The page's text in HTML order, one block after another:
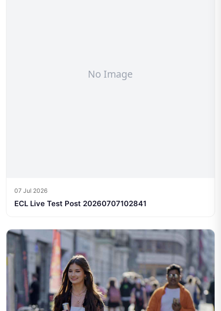
07 Jul 2026
ECL Live Test Post 20260707102841